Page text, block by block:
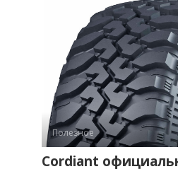
Полезное
Cordiant